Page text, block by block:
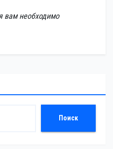
вам необходимо
Поиск